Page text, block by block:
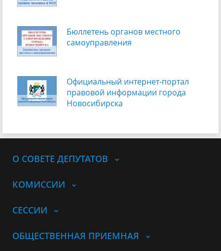
Бюллетень органов местного
самоуправления
Официальный интернет-портал
правовой информации города
Новосибирска
О СОВЕТЕ ДЕПУТАТОВ
КОМИССИИ
СЕССИИ
ОБЩЕСТВЕННАЯ ПРИЕМНАЯ